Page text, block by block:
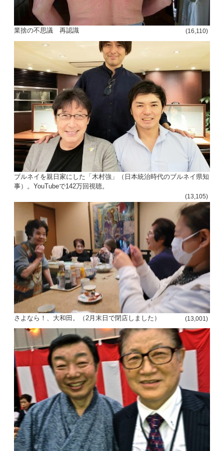
業捨の不思議 再認識 (16,110)
ブルネイを親日家にした「木村強」（日本統治時代のブルネイ県知
事）。YouTubeで142万回視聴。
(13,105)
さよなら！、大和田。（2月末日で閉店しました） (13,001)